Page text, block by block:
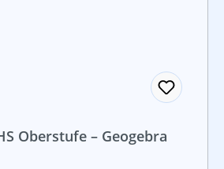
Oberstufe – Geogebra